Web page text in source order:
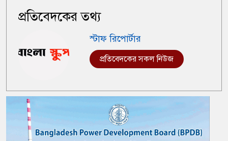
প্রতিবেদকের তথ্য
স্টাফ রিপোর্টার
প্রতিবেদকের সকল নিউজ